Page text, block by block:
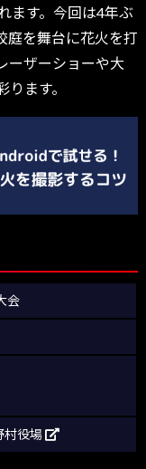
ます。今回は4年ぶ
庭を舞台に花火を打
ーザーショーや大
ます。
会
村役場